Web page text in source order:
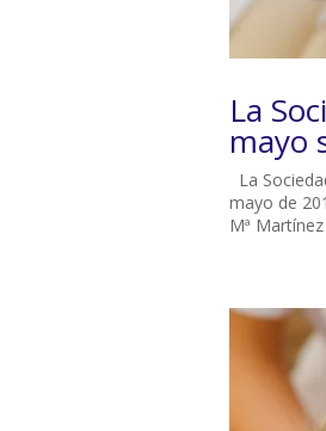
La
mayo
La
mayo de
Mª